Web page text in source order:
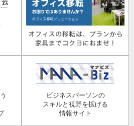
ビジネスパーソンの
スキルと視野を拡げる
情報サイト